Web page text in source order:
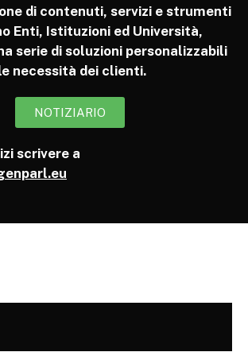
di contenuti, servizi e strumenti
Enti, Istituzioni ed Università,
serie di soluzioni personalizzabili
necessità dei clienti.
NOTIZIARIO
scrivere a